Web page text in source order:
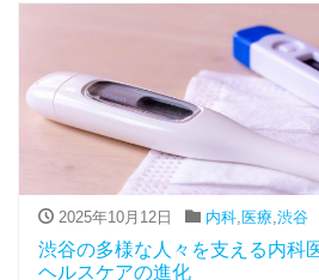
2025年10月12日 内科,医療,渋谷
渋谷の多様な人々を支える内科
ヘルスケアの進化